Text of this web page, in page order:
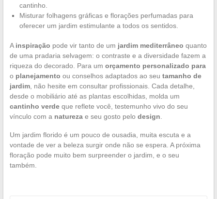
cantinho.
Misturar folhagens gráficas e florações perfumadas para
oferecer um jardim estimulante a todos os sentidos.
A inspiração pode vir tanto de um jardim mediterrâneo quanto
de uma pradaria selvagem: o contraste e a diversidade fazem a
riqueza do decorado. Para um orçamento personalizado para
o planejamento ou conselhos adaptados ao seu tamanho de
jardim, não hesite em consultar profissionais. Cada detalhe,
desde o mobiliário até as plantas escolhidas, molda um
cantinho verdeque reflete você, testemunho vivo do seu
vínculo com a naturezae seu gosto pelo design
Um jardim florido é um pouco de ousadia, muita escuta e a
vontade de ver a beleza surgir onde não se espera. A próxima
floração pode muito bem surpreender o jardim, e o seu
também.